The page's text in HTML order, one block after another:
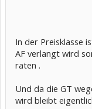
In der Preisklasse
AF verlangt wird
raten .
Und da die GT
wird bleibt